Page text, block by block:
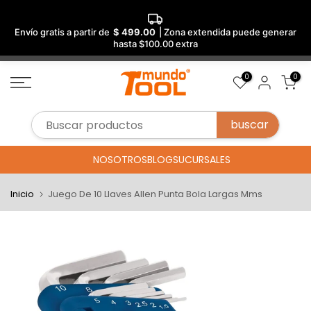
Envío gratis a partir de $ 499.00
| Zona extendida puede generar
hasta $100.00 extra
Saltar
al
0 0
NOSOTROSBLOGSUCURSALES
Inicio Juego De 10 Llaves Allen Punta Bola Largas Mms